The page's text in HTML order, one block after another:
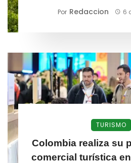
Por Redaccion 6
TURISMO
Colombia realiza su
comercial turística